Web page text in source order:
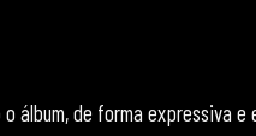
álbum, de forma expressiva